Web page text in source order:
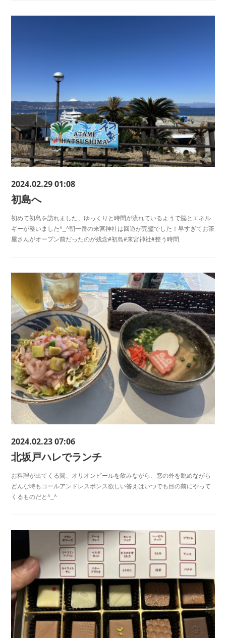
2024.02.29 01:08
初島へ
初めて初島を訪れました、ゆっくりと時間が流れているようで脳とエネル
ギーが整いました^_^朝一番の来宮神社は回遊が完璧でした！早すぎてお茶
屋さんがオープン前だったのが残念#初島#来宮神社#整う時間
2024.02.23 07:06
北坂戸ハレでランチ
お料理が出てくる間、オリオンビールを飲みながら、窓の外を眺めながら
どんな時もコールアンドレスポンス欲しい答えはいつでも目の前にやって
くるものだと^_^